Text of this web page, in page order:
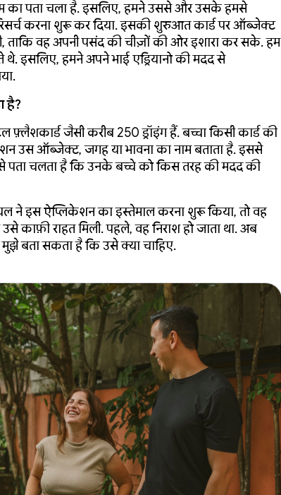
का पता चला है. इसलिए, हमने उससे और उसके हमसे
करना शुरू कर दिया. इसकी शुरुआत कार्ड पर ऑब्जेक्ट
ताकि वह अपनी पसंद की चीज़ों की ओर इशारा कर सके. हम
थे. इसलिए, हमने अपने भाई एड्रियानो की मदद से
है?
जैसी करीब 250 ड्रॉइंग हैं. बच्चा किसी कार्ड की
उस ऑब्जेक्ट, जगह या भावना का नाम बताता है. इससे
से पता चलता है कि उनके बच्चे को किस तरह की मदद की
ने इस ऐप्लिकेशन का इस्तेमाल करना शुरू किया, तो वह
काफ़ी राहत मिली. पहले, वह निराश हो जाता था. अब
बता सकता है कि उसे क्या चाहिए.